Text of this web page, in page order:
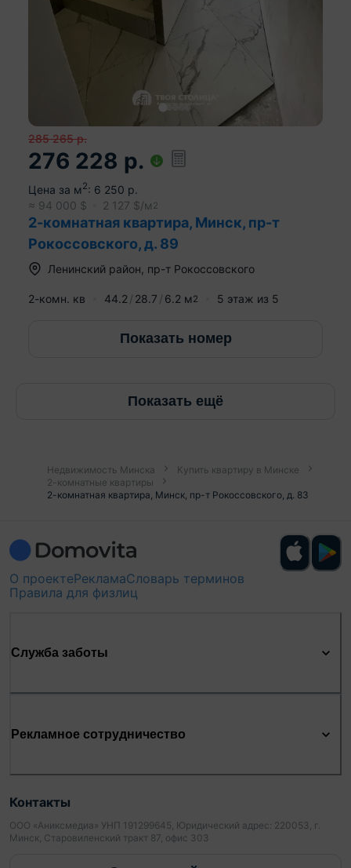
285 265 р.
276 228 р.
Цена за м2: 6 250 р.
≈ 94 000 $ 2 127 $/м 2
2-комнатная квартира, Минск, пр-т
Рокоссовского, д. 89
Ленинский район пр-т Рокоссовского
2-комн. кв 44.2 28.7 6.2 м2 5 этаж из 5
Показать номер
Показать ещё
Недвижимость Минска
Купить квартиру в Минске
2-комнатные квартиры
2-комнатная квартира, Минск, пр-т Рокоссовского, д. 83
О проектеРекламаСловарь терминов
Правила для физлиц
Служба заботы
Рекламное сотрудничество
Контакты
ООО «Аниксмедиа» УНП 191299645, Юридический адрес: 220053, г.
Минск, Старовиленский тракт 87, офис 303